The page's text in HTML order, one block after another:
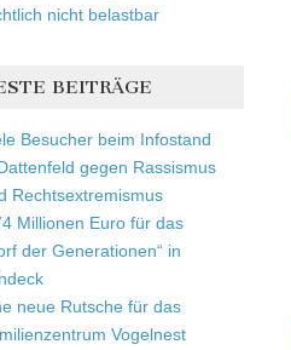
nicht belastbar
BEITRÄGE
Besucher beim Infostand
gegen Rassismus
Rechtsextremismus
Millionen Euro für das
der Generationen“ in
neue Rutsche für das
Vogelnest